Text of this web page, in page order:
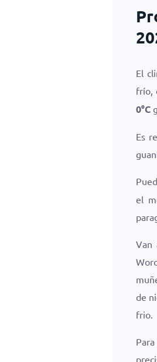
El
frío,
0°C
Es
el
Van
de
frio.